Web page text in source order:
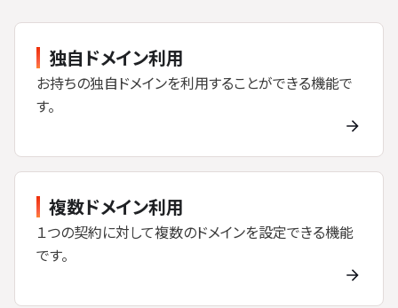
独自ドメイン利用
お持ちの独自ドメインを利用することができる機能で
す。
複数ドメイン利用
１つの契約に対して複数のドメインを設定できる機能
です。